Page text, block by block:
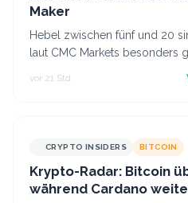
Maker
Hebel zwischen fünf und 20
laut CMC Markets besonders
vor 21 Std.
CRYPTO INSIDERS BITCOIN
Krypto-Radar: Bitcoin
während Cardano